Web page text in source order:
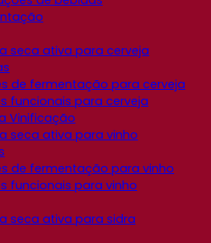
seca ativa para cerveja
de fermentação para cerveja
funcionais para cerveja
Vinificação
seca ativa para vinho
de fermentação para vinho
funcionais para vinho
seca ativa para sidra